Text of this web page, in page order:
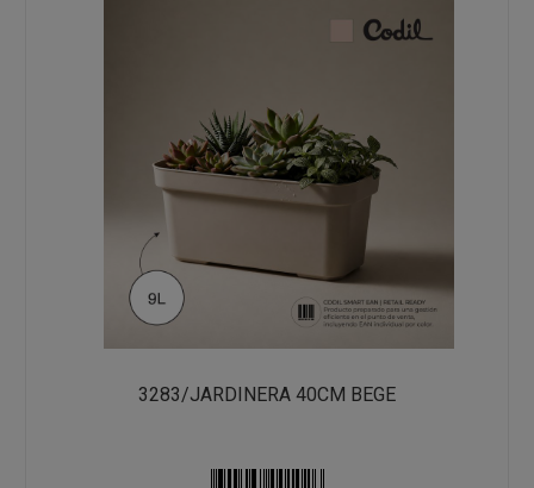
3283/JARDINERA 40CM BEGE